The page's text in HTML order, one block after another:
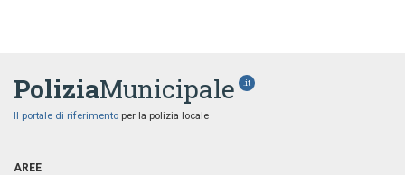
PoliziaMunicipale .it
Il portale di riferimento per la polizia locale
AREE